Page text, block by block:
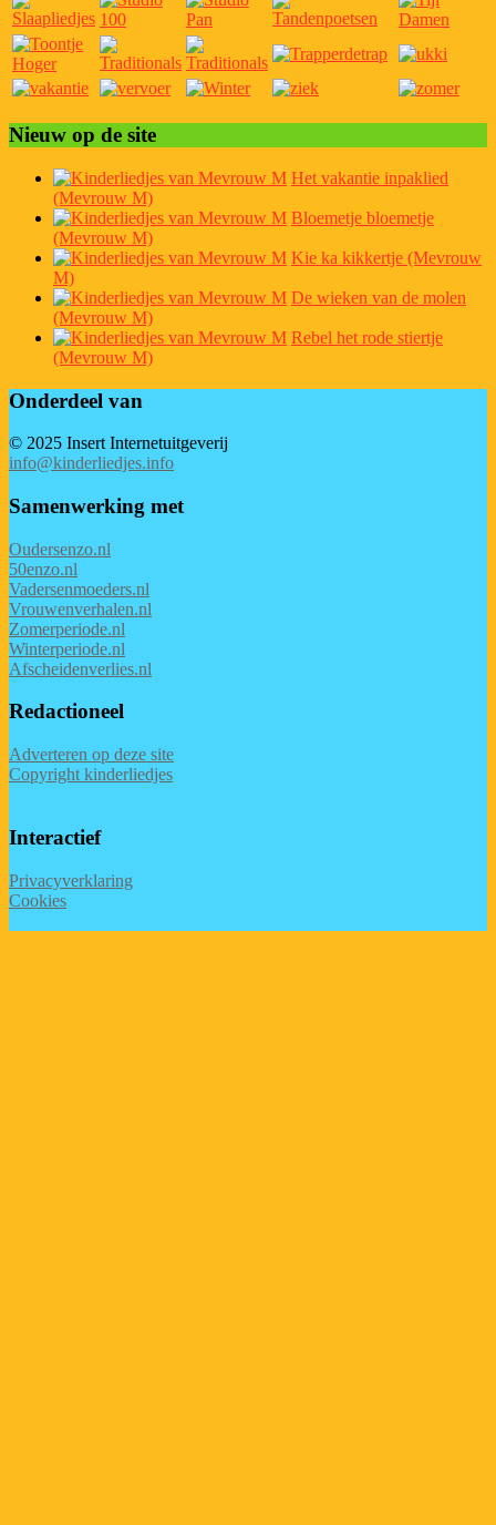
Nieuw op de site
Het vakantie inpaklied
(Mevrouw M)
Bloemetje bloemetje
(Mevrouw M)
Kie ka kikkertje (Mevrouw
M)
De wieken van de molen
(Mevrouw M)
Rebel het rode stiertje
(Mevrouw M)
Onderdeel van
© 2025 Insert Internetuitgeverij
info@kinderliedjes.info
Samenwerking met
Oudersenzo.nl
50enzo.nl
Vadersenmoeders.nl
Vrouwenverhalen.nl
Zomerperiode.nl
Winterperiode.nl
Afscheidenverlies.nl
Redactioneel
Adverteren op deze site
Copyright kinderliedjes
Interactief
Privacyverklaring
Cookies